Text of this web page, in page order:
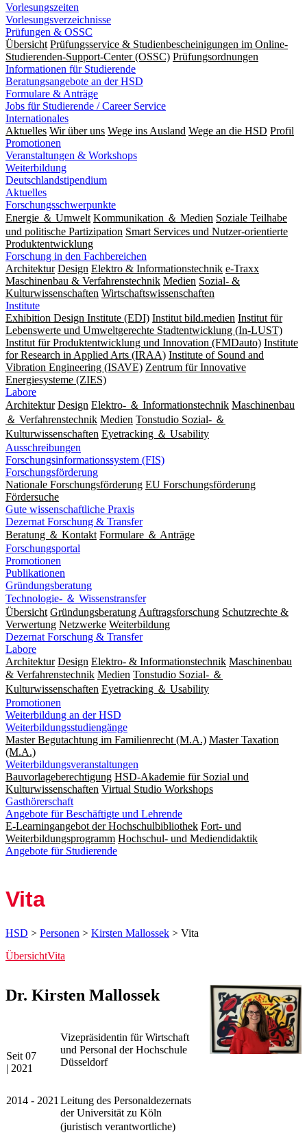
Vorlesungszeiten
Vorlesungsverzeichnisse
Prüfungen & OSSC
Übersicht Prüfungsservice & Studienbescheinigungen im Online-
Studierenden-Support-Center (OSSC) Prüfungsordnungen
Informationen für Studierende
Beratungsangebote an der HSD
Formulare & Anträge
Jobs für Studierende / Career Service
Internationales
Aktuelles Wir über uns Wege ins Ausland Wege an die HSD Profil
Promotionen
Veranstaltungen & Workshops
Weiterbildung
Deutschlandstipendium
Aktuelles
Forschungsschwerpunkte
Energie ＆ Umwelt Kommunikation ＆ Medien Soziale Teilhabe
und politische Partizipation Smart Services und Nutzer-orientierte
Produktentwicklung
Forschung in den Fachbereichen
Architektur Design Elektro & Informationstechnik e-Traxx
Maschinenbau & Verfahrenstechnik Medien Sozial- &
Kulturwissenschaften Wirtschaftswissenschaften
Institute
Exhibition Design Institute (EDI) Institut bild.medien Institut für
Lebenswerte und Umweltgerechte Stadtentwicklung (In-LUST)
Institut für Produktentwicklung und Innovation (FMDauto) Institute
for Research in Applied Arts (IRAA) Institute of Sound and
Vibration Engineering (ISAVE) Zentrum für Innovative
Energiesysteme (ZIES)
Labore
Architektur Design Elektro- ＆ Informationstechnik Maschinenbau
＆ Verfahrenstechnik Medien Tonstudio Sozial- ＆
Kulturwissenschaften Eyetracking ＆ Usability
Ausschreibungen
Forschungsinformationssystem (FIS)
Forschungsförderung
Nationale Forschungsförderung EU Forschungsförderung
Fördersuche
Gute wissenschaftliche Praxis
Dezernat Forschung & Transfer
Beratung ＆ Kontakt Formulare ＆ Anträge
Forschungsportal
Promotionen
Publikationen
Gründungsberatung
Technologie- ＆ Wissenstransfer
Übersicht Gründungsberatung Auftragsforschung Schutzrechte &
Verwertung Netzwerke Weiterbildung
Dezernat Forschung & Transfer
Labore
Architektur Design Elektro- & Informationstechnik Maschinenbau
& Verfahrenstechnik Medien Tonstudio Sozial- ＆
Kulturwissenschaften Eyetracking ＆ Usability
Promotionen
Weiterbildung an der HSD
Weiterbildungsstudiengänge
Master Begutachtung im Familienrecht (M.A.) Master Taxation
(M.A.)
Weiterbildungsveranstaltungen
Bauvorlageberechtigung HSD-Akademie für Sozial und
Kulturwissenschaften Virtual Studio Workshops
Gasthörerschaft
Angebote für Beschäftigte und Lehrende
E-Learningangebot der Hochschulbibliothek Fort- und
Weiterbildungsprogramm Hochschul- und Mediendidaktik
Angebote für Studierende
Vita
HSD > Personen > Kirsten Mallossek > Vita
ÜbersichtVita
​​​​​​​​​​​​​​​​​​​​​​​Dr. Kirsten Mallossek​​​​​​​
Seit 07
| 2021
Vizepräsidentin für Wirtschaft
und Personal der Hochschule
Düsseldorf
2014 - 2021 Leitung des Personaldezernats
der Universität zu Köln
​​(juristisch verantwortliche)